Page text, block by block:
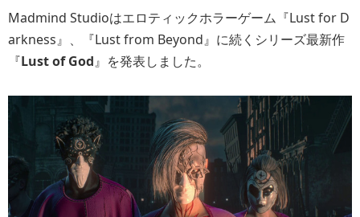
Madmind Studioはエロティックホラーゲーム『Lust for D
arkness』、『Lust from Beyond』に続くシリーズ最新作
『Lust of God』を発表しました。